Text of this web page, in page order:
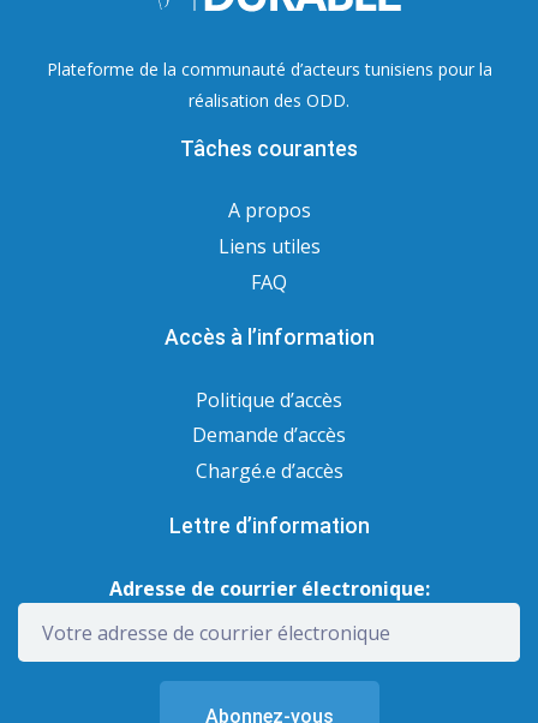
Plateforme de la communauté d’acteurs tunisiens pour la
réalisation des ODD.
Tâches courantes
A propos
Liens utiles
FAQ
Accès à l’information
Politique d’accès
Demande d’accès
Chargé.e d’accès
Lettre d’information
Adresse de courrier électronique: